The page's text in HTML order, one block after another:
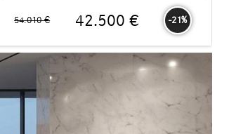
54.010 € -21%
42.500 €